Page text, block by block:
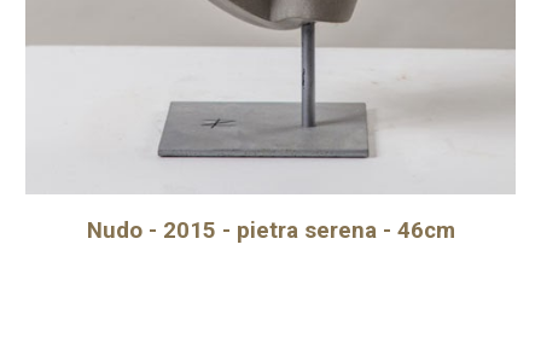
Nudo - 2015 - pietra serena - 46cm